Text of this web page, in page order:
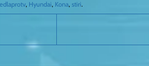
, Hyundai, Kona, stiri.